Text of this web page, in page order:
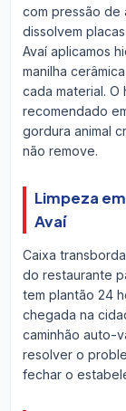
com pressão de
dissolvem
Avaí aplicamos
manilha
cada material.
recomendado
gordura animal
não remove.
Limpeza
Avaí
Caixa
do restaurante
tem plantão 24
chegada na
caminhão auto-
resolver o
fechar o